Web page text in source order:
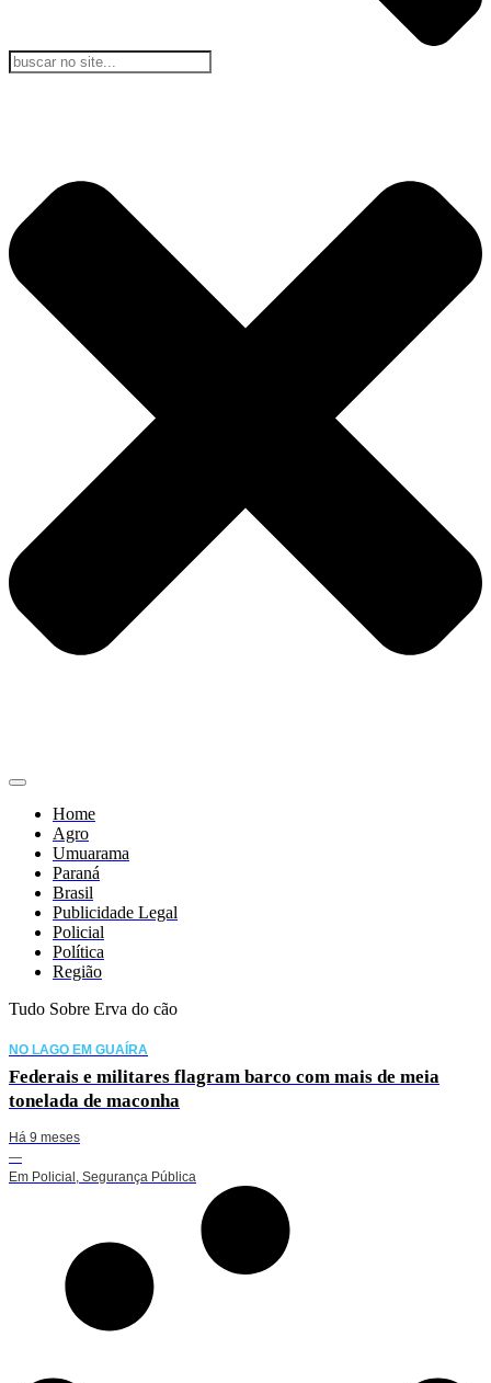
Home
Agro
Umuarama
Paraná
Brasil
Publicidade Legal
Policial
Política
Região
Tudo Sobre Erva do cão
NO LAGO EM GUAÍRA
Federais e militares flagram barco com mais de meia
tonelada de maconha
Há 9 meses
—
Em Policial Segurança Pública